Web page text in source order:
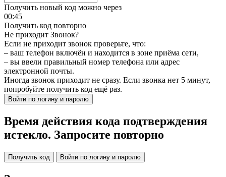
Получить новый код можно через
00:45
Получить код повторно
Не приходит Звонок?
Если не приходит звонок проверьте, что:
– ваш телефон включён и находится в зоне приёма сети,
– вы ввели правильный номер телефона или адрес
электронной почты.
Иногда звонок приходит не сразу. Если звонка нет 5 минут,
попробуйте получить код ещё раз.
Войти по логину и паролю
Время действия кода подтверждения
истекло. Запросите повторно
Получить код Войти по логину и паролю